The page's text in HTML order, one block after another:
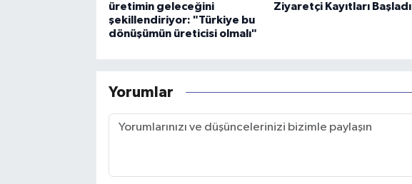
üretimin geleceğini
şekillendiriyor: "Türkiye bu
dönüşümün üreticisi olmalı"
Ziyaretçi Kayıtları Başladı
Yorumlar